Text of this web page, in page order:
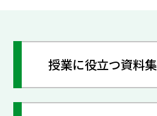
授業に役立つ資料集